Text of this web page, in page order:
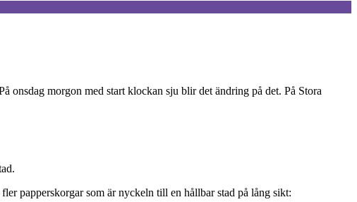
onsdag morgon med start klockan sju blir det ändring på det. På Stora
papperskorgar som är nyckeln till en hållbar stad på lång sikt: